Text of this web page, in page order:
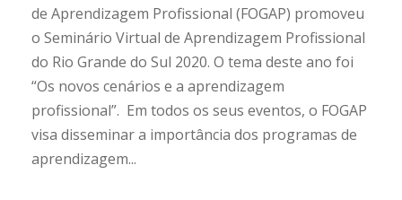
de Aprendizagem Profissional (FOGAP) promoveu
o Seminário Virtual de Aprendizagem Profissional
do Rio Grande do Sul 2020. O tema deste ano foi
“Os novos cenários e a aprendizagem
profissional”. Em todos os seus eventos, o FOGAP
visa disseminar a importância dos programas de
aprendizagem...